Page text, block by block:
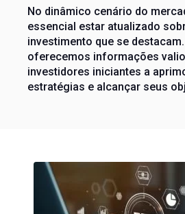
No dinâmico cenário do
essencial estar atualizado
investimento que se
oferecemos informações
investidores iniciantes a
estratégias e alcançar seus